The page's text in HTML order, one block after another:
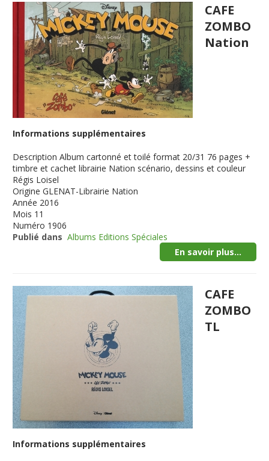
CAFE
ZOMBO
Nation
Informations supplémentaires
Description Album cartonné et toilé format 20/31 76 pages +
timbre et cachet librairie Nation scénario, dessins et couleur
Régis Loisel
Origine GLENAT-Librairie Nation
Année 2016
Mois 11
Numéro 1906
Publié dans Albums Editions Spéciales
En savoir plus...
CAFE
ZOMBO
TL
Informations supplémentaires